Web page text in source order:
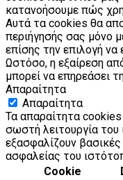
κατανοήσουμε πώς
Αυτά τα cookies θα
περιήγησής σας μόνο
επίσης την επιλογή
Ωστόσο, η εξαίρεση
μπορεί να επηρεάσει
Απαραίτητα
Απαραίτητα
Τα απαραίτητα
σωστή λειτουργία
εξασφαλίζουν βασικές
ασφαλείας του
Cookie